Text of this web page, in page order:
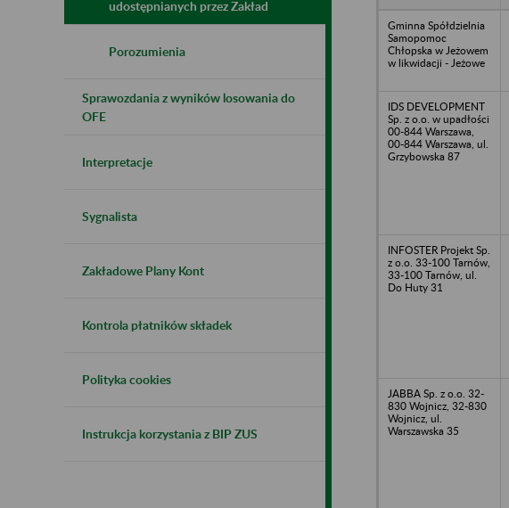
udostępnianych przez Zakład
Porozumienia
Sprawozdania z wyników losowania do
OFE
Interpretacje
Sygnalista
Zakładowe Plany Kont
Kontrola płatników składek
Polityka cookies
Instrukcja korzystania z BIP ZUS
Gminna Spółdzielnia
Samopomoc
Chłopska w Jeżowem
w likwidacji - Jeżowe
IDS DEVELOPMENT
Sp. z o.o. w upadłości
00-844 Warszawa,
00-844 Warszawa, ul.
Grzybowska 87
INFOSTER Projekt Sp.
z o.o. 33-100 Tarnów,
33-100 Tarnów, ul.
Do Huty 31
JABBA Sp. z o.o. 32-
830 Wojnicz, 32-830
Wojnicz, ul.
Warszawska 35